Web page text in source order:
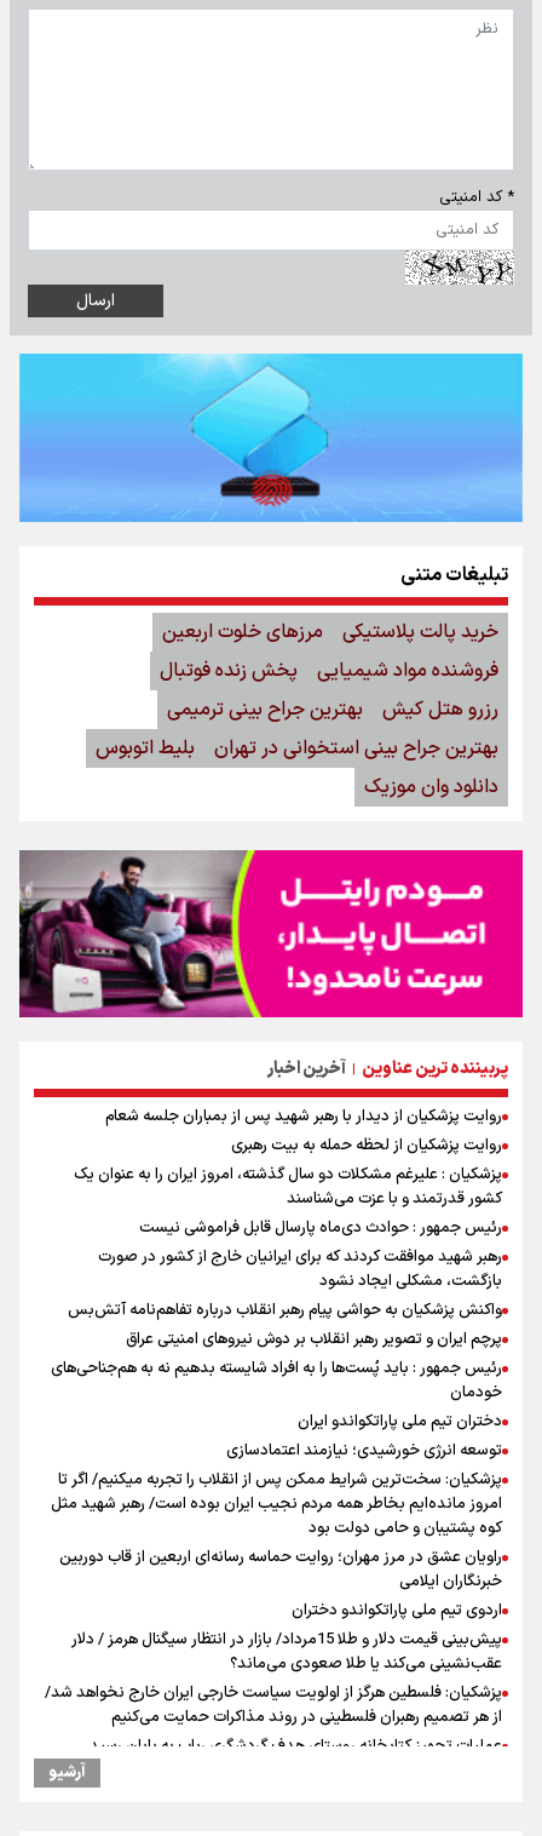
* کد امنیتی
پربیننده ترین عناوین | آخرین اخبار
روایت پزشکیان از دیدار با رهبر شهید پس از بمباران جلسه شعام
روایت پزشکیان از لحظه حمله به بیت رهبری
پزشکیان : علیرغم مشکلات دو سال گذشته، امروز ایران را به عنوان یک
کشور قدرتمند و با عزت می‌شناسند
رئیس جمهور : حوادث دی‌ماه پارسال قابل فراموشی نیست
رهبر شهید موافقت کردند که برای ایرانیان خارج از کشور در صورت
بازگشت، مشکلی ایجاد نشود
واکنش پزشکیان به حواشی پیام رهبر انقلاب درباره تفاهم‌نامه آتش‌بس
پرچم ایران و تصویر رهبر انقلاب بر دوش نیروهای امنیتی عراق
رئیس جمهور : باید پُست‌ها را به افراد شایسته بدهیم نه به هم‌جناحی‌های
خودمان
دختران تیم ملی پاراتکواندو ایران
توسعه انرژی خورشیدی؛ نیازمند اعتمادسازی
پزشکیان: سخت‌ترین شرایط ممکن پس از انقلاب را تجربه میکنیم/ اگر تا
امروز مانده‌ایم بخاطر همه‌ مردم نجیب ایران بوده است/ رهبر شهید مثل
کوه پشتیبان و حامی دولت بود
راویان عشق در مرز مهران؛ روایت حماسه‌ رسانه‌ای اربعین از قاب دوربین
خبرنگاران ایلامی
اردوی تیم ملی پاراتکواندو دختران
پیش‌بینی قیمت دلار و طلا 15مرداد/ بازار در انتظار سیگنال هرمز / دلار
عقب‌نشینی می‌کند یا طلا صعودی می‌ماند؟
پزشکیان: فلسطین هرگز از اولویت سیاست خارجی ایران خارج نخواهد شد/
از هر تصمیم رهبران فلسطینی در روند مذاکرات حمایت می‌کنیم
عملیات تجهیز کتابخانه روستای هدف گردشگری ریاب به پایان رسید
آرشیو
تبلیغات متنی
خرید پالت پلاستیکی
مرزهای خلوت اربعین
فروشنده مواد شیمیایی
پخش زنده فوتبال
رزرو هتل کیش
بهترین جراح بینی ترمیمی
بهترین جراح بینی استخوانی در تهران
بلیط اتوبوس
دانلود وان موزیک